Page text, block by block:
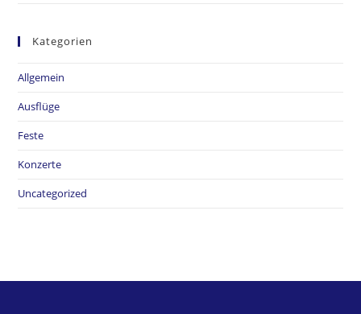
Kategorien
Allgemein
Ausflüge
Feste
Konzerte
Uncategorized